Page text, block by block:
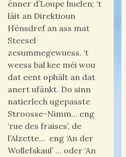
ënner d’Loupe huelen; ‘t
läit an Direktioun
Hënsdref an ass mat
Steesel
zesummegewuess. ‘t
weess bal kee méi wou
dat eent ophält an dat
anert ufänkt. Do sinn
natierlech ugepasste
Stroosse-Nimm… eng
‘rue des fraises’, de
l’Alzette... eng ‘An der
Wollefskaul’ … oder ‘An